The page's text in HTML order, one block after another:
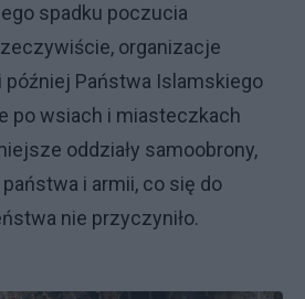
spadku poczucia
organizacje
później Państwa Islamskiego
po wsiach i miasteczkach
oddziały samoobrony,
i armii, co się do
nie przyczyniło.